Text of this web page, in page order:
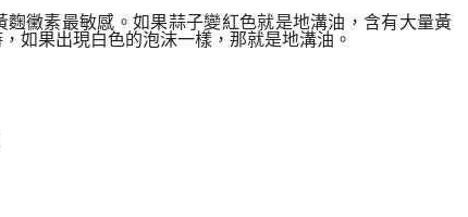
黴素最敏感。如果蒜子變紅色就是地溝油，含有大量黃
如果出現白色的泡沫一樣，那就是地溝油。